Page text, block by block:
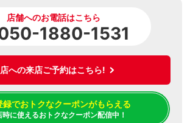
店舗へのお電話はこちら
1880-1531
への来店ご予約はこちら!
録でおトクなクーポンがもらえる
時に使えるおトクなクーポン配信中！